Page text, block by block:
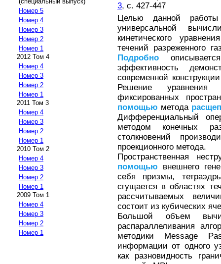
Номер 5
Номер 4
Номер 3
Номер 2
Номер 1
2012 Том 4
Номер 4
Номер 3
Номер 2
Номер 1
2011 Том 3
Номер 4
Номер 3
Номер 2
Номер 1
2010 Том 2
Номер 4
Номер 3
Номер 2
Номер 1
2009 Том 1
Номер 4
Номер 3
Номер 2
Номер 1
3, с. 427-447
Целью данной работы
универсальной
кинетического
течений разреженного
Подробно
эффективность
современной
Решение
фиксированных
помощью метода
Дифференциальный
методом конечных
столкновений
проекционного метода.
Пространственная
помощью внешнего
себя призмы,
сгущается в областях
рассчитываемых
состоит из кубических
Большой объем
распараллеливания
методики Message
информации от одного
как разновидность